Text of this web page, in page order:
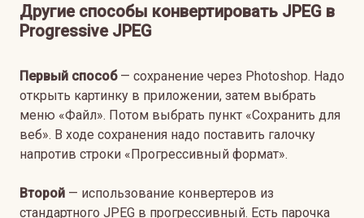
Другие способы конвертировать JPEG в
Progressive JPEG
Первый способ— сохранение через Photoshop. Надо
открыть картинку в приложении, затем выбрать
меню «Файл». Потом выбрать пункт «Сохранить для
веб». В ходе сохранения надо поставить галочку
напротив строки «Прогрессивный формат».
Второй — использование конвертеров из
стандартного JPEG в прогрессивный. Есть парочка